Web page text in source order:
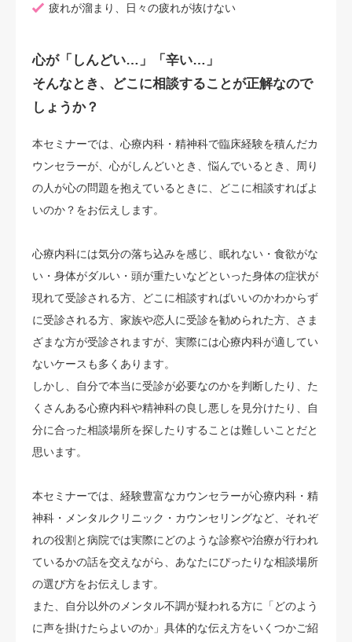
疲れが溜まり、日々の疲れが抜けない
心が「しんどい…」「辛い…」
そんなとき、どこに相談することが正解なので
しょうか？
本セミナーでは、心療内科・精神科で臨床経験を積んだカ
ウンセラーが、心がしんどいとき、悩んでいるとき、周り
の人が心の問題を抱えているときに、どこに相談すればよ
いのか？をお伝えします。
心療内科には気分の落ち込みを感じ、眠れない・食欲がな
い・身体がダルい・頭が重たいなどといった身体の症状が
現れて受診される方、どこに相談すればいいのかわからず
に受診される方、家族や恋人に受診を勧められた方、さま
ざまな方が受診されますが、実際には心療内科が適してい
ないケースも多くあります。
しかし、自分で本当に受診が必要なのかを判断したり、た
くさんある心療内科や精神科の良し悪しを見分けたり、自
分に合った相談場所を探したりすることは難しいことだと
思います。
本セミナーでは、経験豊富なカウンセラーが心療内科・精
神科・メンタルクリニック・カウンセリングなど、それぞ
れの役割と病院では実際にどのような診察や治療が行われ
ているかの話を交えながら、あなたにぴったりな相談場所
の選び方をお伝えします。
また、自分以外のメンタル不調が疑われる方に「どのよう
に声を掛けたらよいのか」具体的な伝え方をいくつかご紹